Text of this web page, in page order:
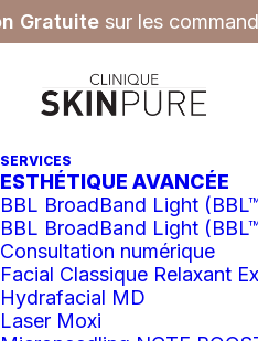
Gratuite sur les
SERVICES
ESTHÉTIQUE AVANCÉE
BBL BroadBand Light
BBL BroadBand Light
Consultation numérique
Facial Classique Relaxant
Hydrafacial MD
Laser Moxi